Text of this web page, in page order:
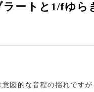
ラートと1/fゆら
意図的な音程の揺れです